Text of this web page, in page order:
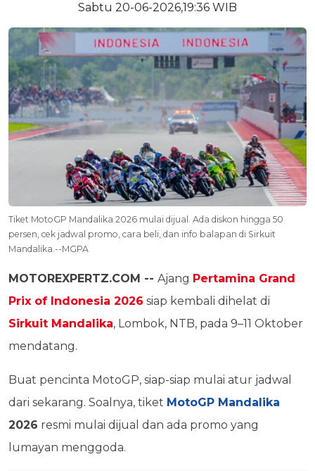
Sabtu 20-06-2026,19:36 WIB
Tiket MotoGP Mandalika 2026 mulai dijual. Ada diskon hingga 50
persen, cek jadwal promo, cara beli, dan info balapan di Sirkuit
Mandalika.--MGPA
MOTOREXPERTZ.COM -- Ajang Pertamina Grand
Prix of Indonesia 2026 siap kembali dihelat di
Sirkuit Mandalika, Lombok, NTB, pada 9–11 Oktober
mendatang.
Buat pencinta MotoGP, siap-siap mulai atur jadwal
dari sekarang. Soalnya, tiket MotoGP Mandalika
2026 resmi mulai dijual dan ada promo yang
lumayan menggoda.